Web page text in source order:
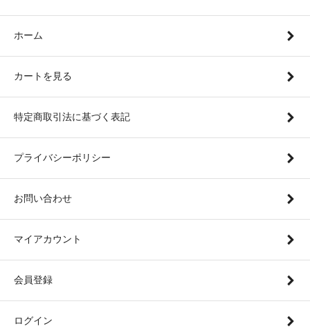
ホーム
カートを見る
特定商取引法に基づく表記
プライバシーポリシー
お問い合わせ
マイアカウント
会員登録
ログイン